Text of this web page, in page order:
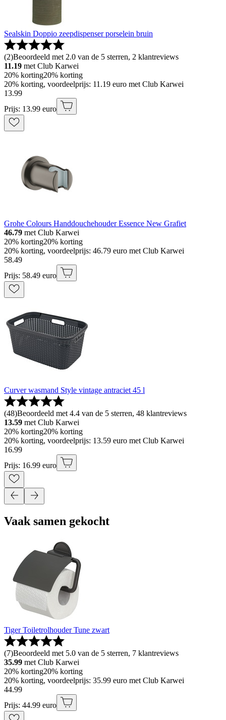
Sealskin Doppio zeepdispenser porselein bruin
(2)Beoordeeld met 2.0 van de 5 sterren, 2 klantreviews
11.19 met Club Karwei
20% korting20% korting
20% korting, voordeelprijs: 11.19 euro met Club Karwei
13.99
Prijs: 13.99 euro
Grohe Colours Handdouchehouder Essence New Grafiet
46.79 met Club Karwei
20% korting20% korting
20% korting, voordeelprijs: 46.79 euro met Club Karwei
58.49
Prijs: 58.49 euro
Curver wasmand Style vintage antraciet 45 l
(48)Beoordeeld met 4.4 van de 5 sterren, 48 klantreviews
13.59 met Club Karwei
20% korting20% korting
20% korting, voordeelprijs: 13.59 euro met Club Karwei
16.99
Prijs: 16.99 euro
Vaak samen gekocht
Tiger Toiletrolhouder Tune zwart
(7)Beoordeeld met 5.0 van de 5 sterren, 7 klantreviews
35.99 met Club Karwei
20% korting20% korting
20% korting, voordeelprijs: 35.99 euro met Club Karwei
44.99
Prijs: 44.99 euro